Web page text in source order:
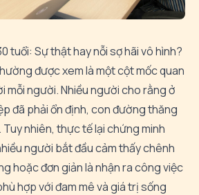
tuổi: Sự thật hay nỗi sợ hãi vô hình?
được xem là một cột mốc quan
mỗi người. Nhiều người cho rằng ở
đã phải ổn định, con đường thăng
nhiên, thực tế lại chứng minh
người bắt đầu cảm thấy chênh
hoặc đơn giản là nhận ra công việc
hợp với đam mê và giá trị sống